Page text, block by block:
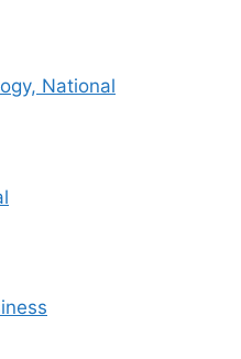
National